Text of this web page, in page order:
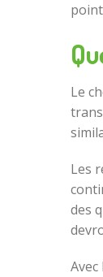
Le
Les
des